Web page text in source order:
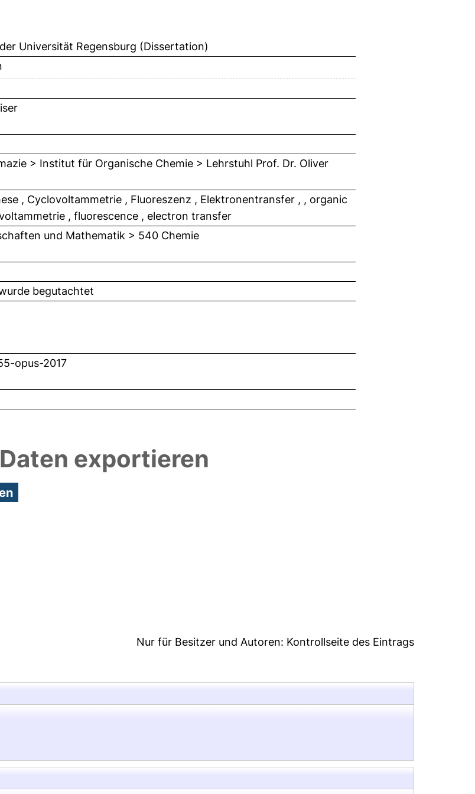
Universität Regensburg (Dissertation)
> Institut für Organische Chemie > Lehrstuhl Prof. Dr. Oliver
, Cyclovoltammetrie , Fluoreszenz , Elektronentransfer , , organic
, fluorescence , electron transfer
und Mathematik > 540 Chemie
begutachtet
opus-2017
exportieren
Nur für Besitzer und Autoren: Kontrollseite des Eintrags